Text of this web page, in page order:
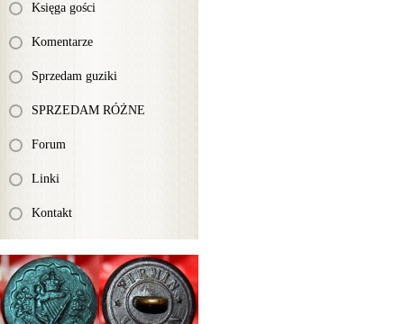
Księga gości
Komentarze
Sprzedam guziki
SPRZEDAM RÓŻNE
Forum
Linki
Kontakt